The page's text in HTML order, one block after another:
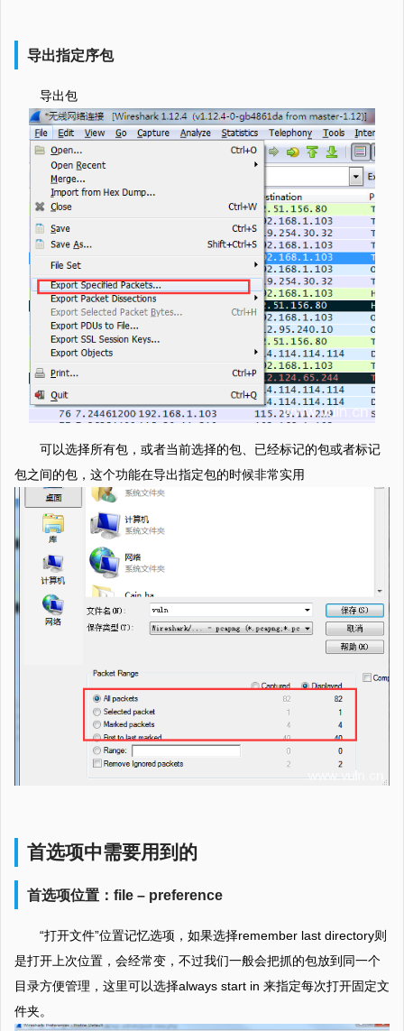
导出指定序包
导出包
可以选择所有包，或者当前选择的包、已经标记的包或者标记
包之间的包，这个功能在导出指定包的时候非常实用
首选项中需要用到的
首选项位置：file – preference
“打开文件”位置记忆选项，如果选择remember last directory则
是打开上次位置，会经常变，不过我们一般会把抓的包放到同一个
目录方便管理，这里可以选择always start in 来指定每次打开固定文
件夹。